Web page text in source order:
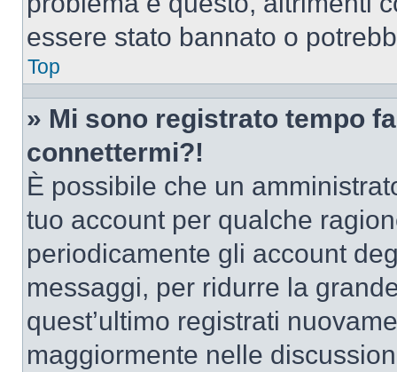
essere stato bannato o
Top
» Mi sono registrato tempo
connettermi?!
È possibile che un
tuo account per qualche
periodicamente gli account
messaggi, per ridurre la
quest’ultimo registrati
maggiormente nelle